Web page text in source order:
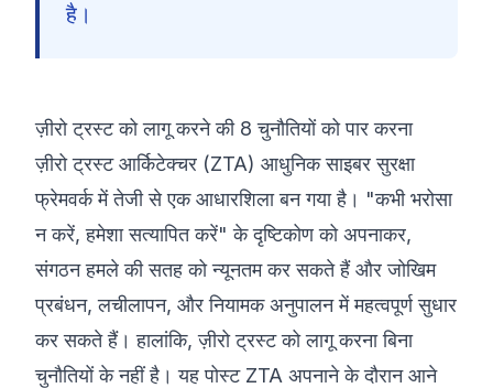
🇮🇳
©2026 8200 साइबर बूटकैंप
है।
ज़ीरो ट्रस्ट को लागू करने की 8 चुनौतियों को पार करना
ज़ीरो ट्रस्ट आर्किटेक्चर (ZTA) आधुनिक साइबर सुरक्षा
फ्रेमवर्क में तेजी से एक आधारशिला बन गया है। "कभी भरोसा
न करें, हमेशा सत्यापित करें" के दृष्टिकोण को अपनाकर,
संगठन हमले की सतह को न्यूनतम कर सकते हैं और जोखिम
प्रबंधन, लचीलापन, और नियामक अनुपालन में महत्वपूर्ण सुधार
कर सकते हैं। हालांकि, ज़ीरो ट्रस्ट को लागू करना बिना
चुनौतियों के नहीं है। यह पोस्ट ZTA अपनाने के दौरान आने